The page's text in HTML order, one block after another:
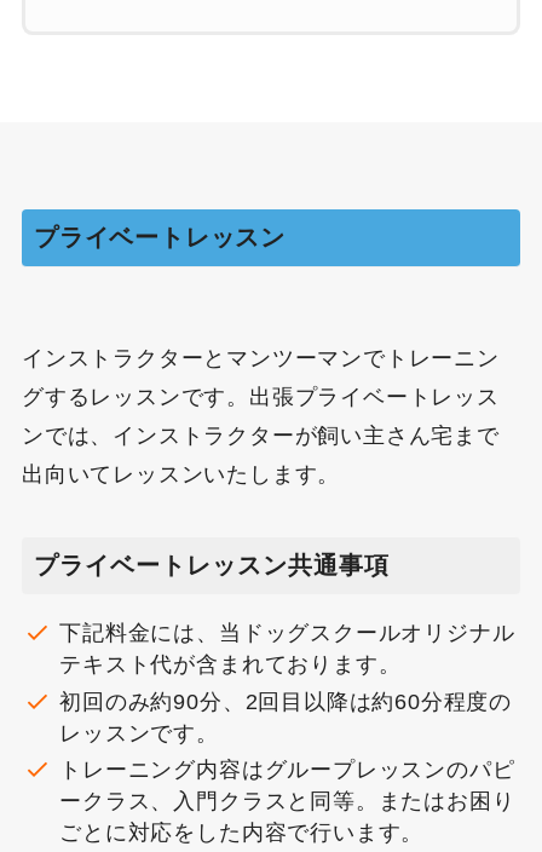
プライベートレッスン
インストラクターとマンツーマンでトレーニン
グするレッスンです。出張プライベートレッス
ンでは、インストラクターが飼い主さん宅まで
出向いてレッスンいたします。
プライベートレッスン共通事項
下記料金には、当ドッグスクールオリジナル
テキスト代が含まれております。
初回のみ約90分、2回目以降は約60分程度の
レッスンです。
トレーニング内容はグループレッスンのパピ
ークラス、入門クラスと同等。またはお困り
ごとに対応をした内容で行います。